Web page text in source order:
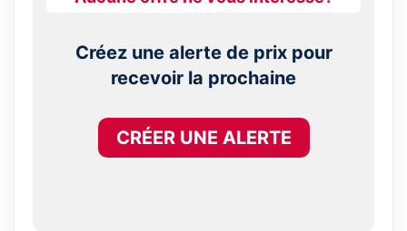
Créez une alerte de prix pour
recevoir la prochaine
CRÉER UNE ALERTE